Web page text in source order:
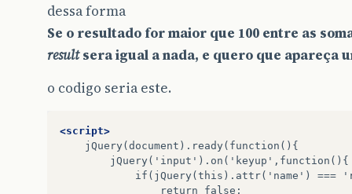
dessa forma
Se o resultado for maior que 100 entre as
resultsera igual a nada, e quero que apareça
o codigo seria este.
<script>
if(jQuery(this).attr('name')
===
return